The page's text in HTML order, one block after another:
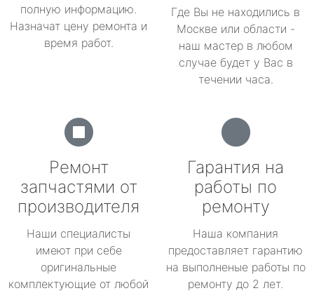
полную информацию.
Назначат цену ремонта и
время работ.
Где Вы не находились в
Москве или области -
наш мастер в любом
случае будет у Вас в
течении часа.
Ремонт
запчастями от
производителя
Наши специалисты
имеют при себе
оригинальные
комплектующие от любой
Гарантия на
работы по
ремонту
Наша компания
предоставляет гарантию
на выполненые работы по
ремонту до 2 лет.